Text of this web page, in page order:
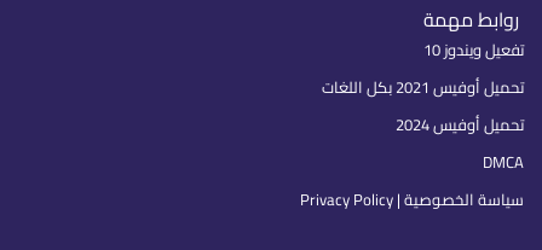
روابط مهمة
تفعيل ويندوز 10
تحميل أوفيس 2021 بكل اللغات
تحميل أوفيس 2024
DMCA
سياسة الخصوصية | Privacy Policy